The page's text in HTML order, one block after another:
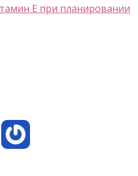
Е при планировании